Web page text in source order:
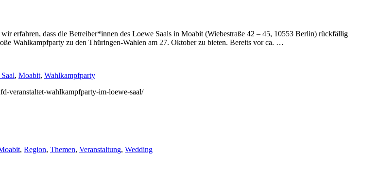
erfahren, dass die Betreiber*innen des Loewe Saals in Moabit (Wiebestraße 42 – 45, 10553 Berlin) rückfällig
Wahlkampfparty zu den Thüringen-Wahlen am 27. Oktober zu bieten. Bereits vor ca. …
, Moabit, Wahlkampfparty
veranstaltet-wahlkampfparty-im-loewe-saal/
, Region, Themen, Veranstaltung, Wedding